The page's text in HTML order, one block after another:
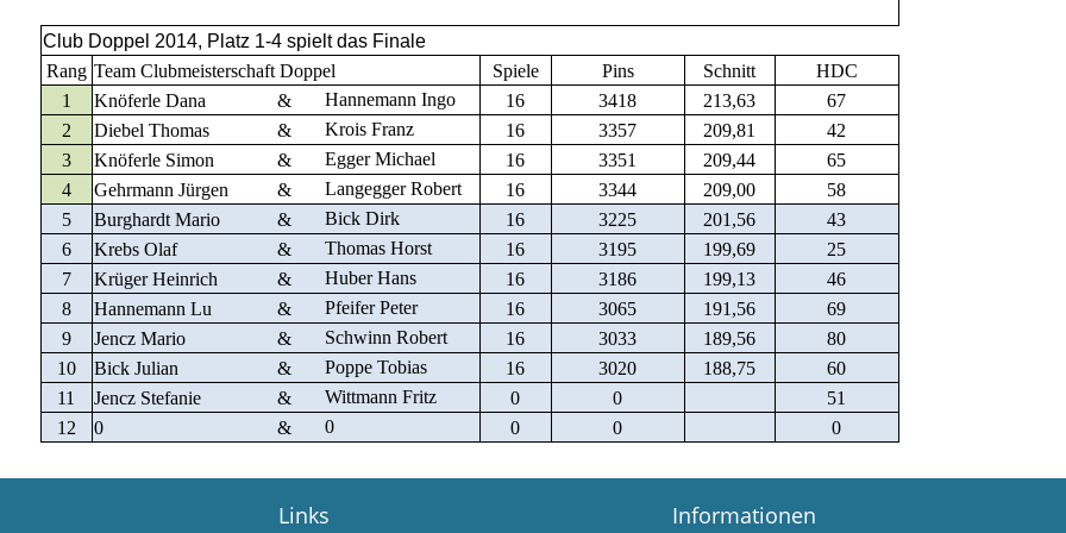
Club Doppel 2014, Platz 1-4 spielt das Finale
Rang Team Clubmeisterschaft Doppel Spiele Pins Schnitt
HDC
1
Knöferle Dana & Hannemann Ingo 16 3418 213,63
67
2
Diebel Thomas & Krois Franz 16 3357 209,81
42
3
Knöferle Simon & Egger Michael 16 3351 209,44
65
4
Gehrmann Jürgen & Langegger Robert 16 3344 209,00
58
5
Burghardt Mario & Bick Dirk 16 3225 201,56
43
6
Krebs Olaf & Thomas Horst 16 3195 199,69
25
7
Krüger Heinrich & Huber Hans 16 3186 199,13
46
8
Hannemann Lu & Pfeifer Peter 16 3065 191,56
69
9
Jencz Mario & Schwinn Robert 16 3033 189,56
80
10
Bick Julian & Poppe Tobias 16 3020 188,75
60
11
Jencz Stefanie & Wittmann Fritz 0 0
51
12
0 & 0 0 0 0
Links Informationen